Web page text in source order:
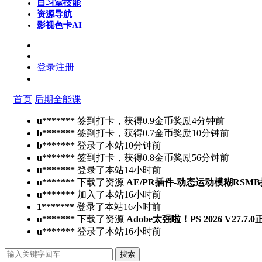
自习室技能
资源导航
影视色卡AI
登录注册
首页 后期全能课
u******* 签到打卡，获得0.9金币奖励4分钟前
b******* 签到打卡，获得0.7金币奖励10分钟前
b******* 登录了本站10分钟前
u******* 签到打卡，获得0.8金币奖励56分钟前
u******* 登录了本站14小时前
u******* 下载了资源 AE/PR插件-动态运动模糊
u******* 加入了本站16小时前
1******* 登录了本站16小时前
u******* 下载了资源 Adobe太强啦！PS 2026
u******* 登录了本站16小时前
搜索